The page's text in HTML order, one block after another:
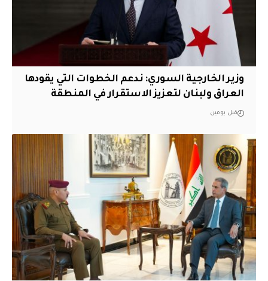
وزير الخارجية السوري: ندعم الخطوات التي يقودها
العراق ولبنان لتعزيز الاستقرار في المنطقة
قبل يومين